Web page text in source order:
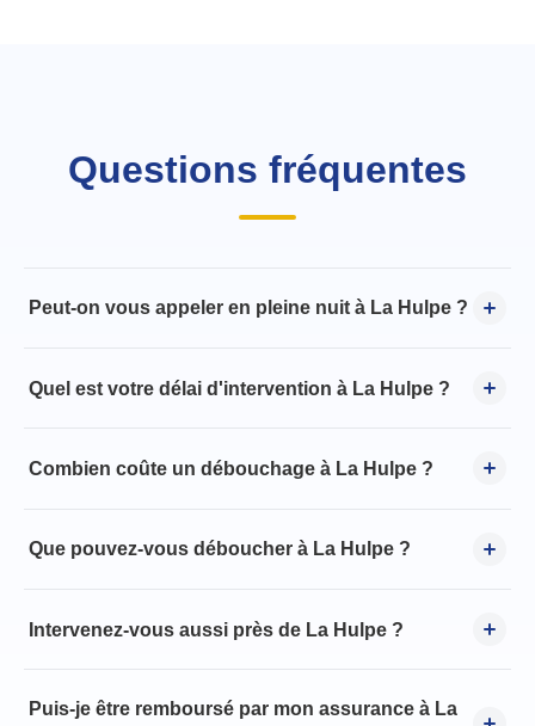
Questions fréquentes
Peut-on vous appeler en pleine nuit à La Hulpe ?
Quel est votre délai d'intervention à La Hulpe ?
Combien coûte un débouchage à La Hulpe ?
Que pouvez-vous déboucher à La Hulpe ?
Intervenez-vous aussi près de La Hulpe ?
Puis-je être remboursé par mon assurance à La